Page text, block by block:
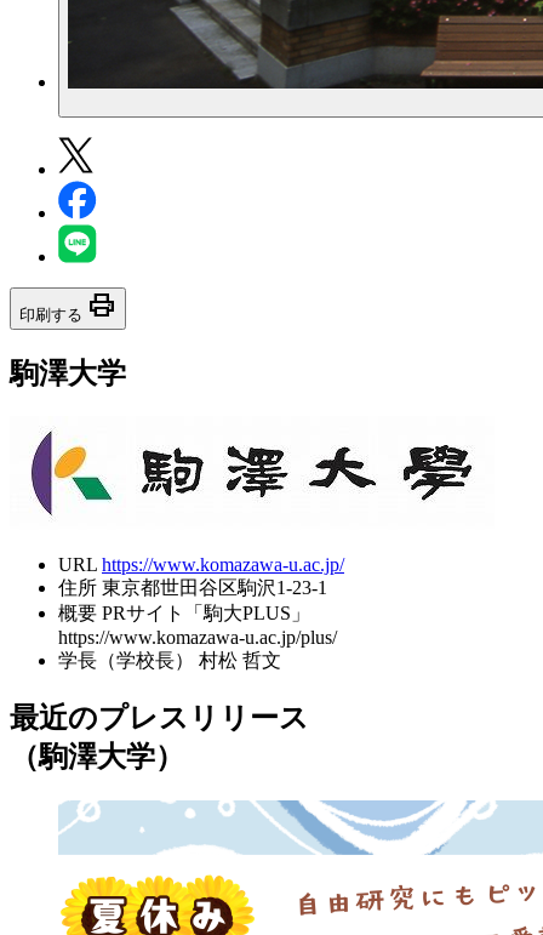
印刷する print
駒澤大学
URL https://www.komazawa-u.ac.jp/
住所 東京都世田谷区駒沢1-23-1
概要 PRサイト「駒大PLUS」
https://www.komazawa-u.ac.jp/plus/
学長（学校長）
村松 哲文
最近のプレスリリース
（駒澤大学）